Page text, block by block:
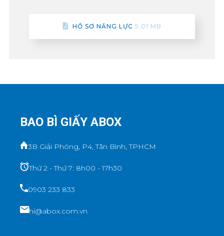
HỒ SƠ NĂNG LỰC 5.01 MB
BAO BÌ GIẤY ABOX
3B Giải Phóng, P4, Tân Bình, TPHCM
Thứ 2 - Thứ 7: 8h00 - 17h30
0903 233 833
hi@abox.com.vn